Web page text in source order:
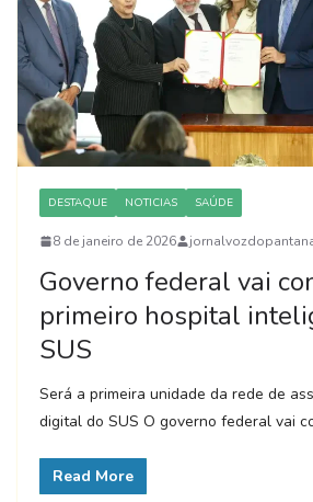
DESTAQUE NOTICIAS SAÚDE
8 de janeiro de 2026
Governo federal vai
primeiro hospital
SUS
Será a primeira unidade da rede de
digital do SUS O governo federal vai
Read More